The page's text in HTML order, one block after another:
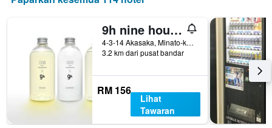
9h nine hours Akasaka
4-3-14 Akasaka, Minato-ku, Tokyo, Jepun
3.2 km dari pusat bandar
RM 156
Lihat
Tawaran